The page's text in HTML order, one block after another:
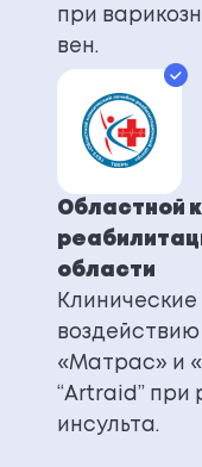
при
вен.
Областной
области
«Матрас» и
“Artraid” при
инсульта.